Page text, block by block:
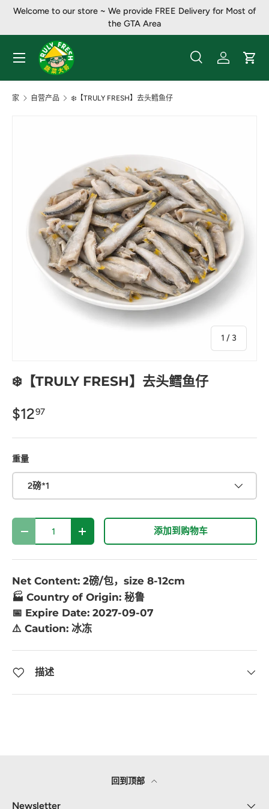
Welcome to our store ~ We provide FREE Delivery for Most of
the GTA Area
搜索
产品类别
搜索 登录 大车
菜单
家 自营产品 ❄️【TRULY FRESH】去头鳕鱼仔
1 / 的
3
❄️【TRULY FRESH】去头鳕鱼仔
$1297
重量
2磅*1
数量
- + 添加到购物车
Net Content: 2磅/包，size 8-12cm
🏭 Country of Origin: 秘鲁
📅 Expire Date: 2027-09-07
⚠️ Caution: 冰冻
描述
回到顶部
Newsletter